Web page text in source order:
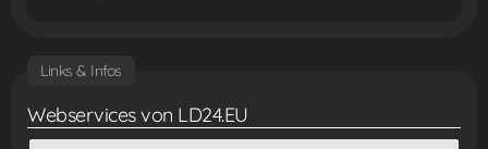
Links & Infos
Webservices von LD24.EU